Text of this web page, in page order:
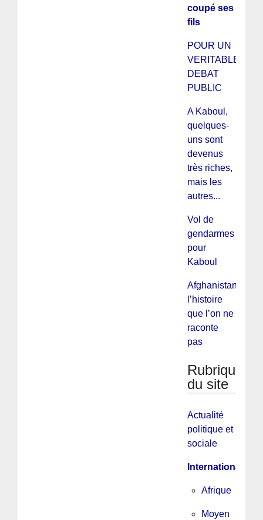
coupé ses
fils
POUR UN
VERITABLE
DEBAT
PUBLIC
A Kaboul,
quelques-
uns sont
devenus
très riches,
mais les
autres...
Vol de
gendarmes
pour
Kaboul
Afghanistan,
l’histoire
que l’on ne
raconte
pas
Rubriques
du site
Actualité
politique et
sociale
International
Afrique
Moyen